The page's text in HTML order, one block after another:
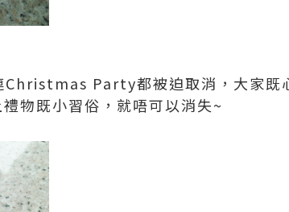
Party都被迫取消，大家既
物既小習俗，就唔可以消失~